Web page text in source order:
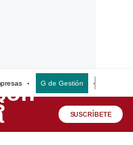
G de Gestión
SUSCRÍBETE